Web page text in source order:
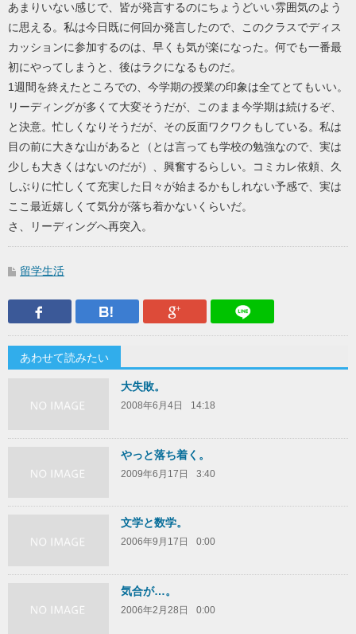
あまりいない感じで、皆が発言するのにちょうどいい雰囲気のよう
に思える。私は今日既に何回か発言したので、このクラスでディス
カッションに参加するのは、早くも気が楽になった。何でも一番最
初にやってしまうと、後はラクになるものだ。
1週間を終えたところでの、今学期の授業の印象は全てとてもいい。
リーディングが多くて大変そうだが、このまま今学期は続けるぞ、
と決意。忙しくなりそうだが、その反面ワクワクもしている。私は
目の前に大きな山があると（とは言っても学校の勉強なので、実は
少しも大きくはないのだが）、興奮するらしい。コミカレ依頼、久
しぶりに忙しくて充実した日々が始まるかもしれない予感で、実は
ここ最近嬉しくて気分が落ち着かないくらいだ。
さ、リーディングへ再突入。
留学生活
Facebook はてなブックマークGoogle Plus
あわせて読みたい
大失敗。
2008年6月4日 14:18
やっと落ち着く。
2009年6月17日 3:40
文学と数学。
2006年9月17日 0:00
気合が…。
2006年2月28日 0:00